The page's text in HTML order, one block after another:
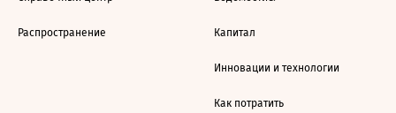
Распространение Капитал
Инновации и технологии
Как потратить